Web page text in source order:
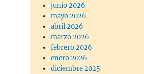
junio 2026
mayo 2026
abril 2026
marzo 2026
febrero 2026
enero 2026
diciembre 2025